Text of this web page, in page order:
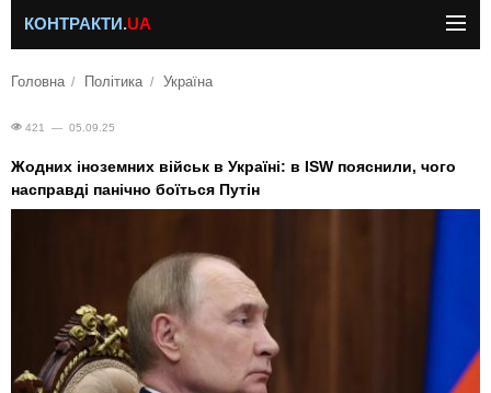
КОНТРАКТИ.UA
Головна Політика Україна
421 — 05.09.25
Жодних іноземних військ в Україні: в ISW пояснили, чого
насправді панічно боїться Путін